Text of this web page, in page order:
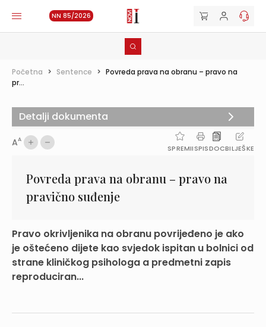
NN 85/2026
Početna > Sentence > Povreda prava na obranu – pravo na
pr...
AA
SPREMIISPISDOCBILJEŠKE
Povreda prava na obranu – pravo na
pravično suđenje
Pravo okrivljenika na obranu povrijeđeno je ako
je oštećeno dijete kao svjedok ispitan u bolnici od
strane kliničkog psihologa a predmetni zapis
reproduciran...
Detalji dokumenta